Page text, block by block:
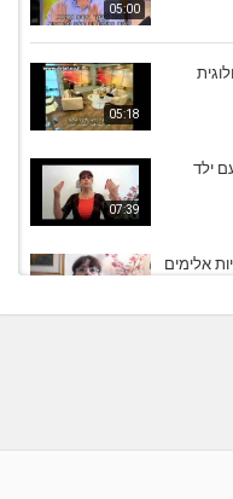
05:00
05:18
07:39
ילד
אלימים